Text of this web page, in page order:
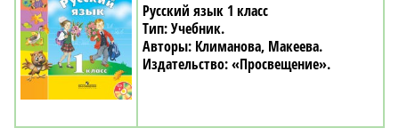
Русский язык 1 класс
Учебник
Климанова, Макеева
«Просвещение»